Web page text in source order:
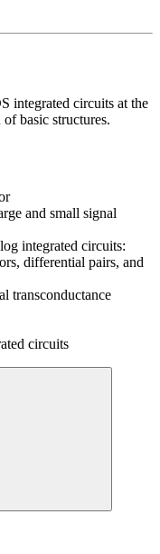
integrated circuits at the
basic structures.
and small signal
integrated circuits:
differential pairs, and
transconductance
circuits